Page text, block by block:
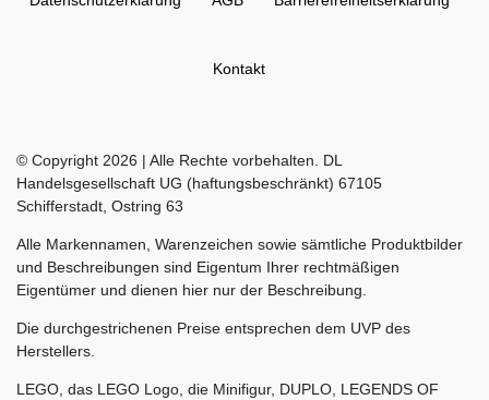
Kontakt
© Copyright 2026 | Alle Rechte vorbehalten. DL
Handelsgesellschaft UG (haftungsbeschränkt) 67105
Schifferstadt, Ostring 63
Alle Markennamen, Warenzeichen sowie sämtliche Produktbilder
und Beschreibungen sind Eigentum Ihrer rechtmäßigen
Eigentümer und dienen hier nur der Beschreibung.
Die durchgestrichenen Preise entsprechen dem UVP des
Herstellers.
LEGO, das LEGO Logo, die Minifigur, DUPLO, LEGENDS OF